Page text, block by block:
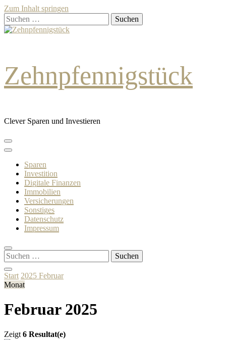
Zum Inhalt springen
Suchen
nach:
Zehnpfennigstück
Clever Sparen und Investieren
Sparen
Investition
Digitale Finanzen
Immobilien
Versicherungen
Sonstiges
Datenschutz
Impressum
Suchen
nach:
Start 2025 Februar
Monat
Februar 2025
Zeigt 6 Resultat(e)